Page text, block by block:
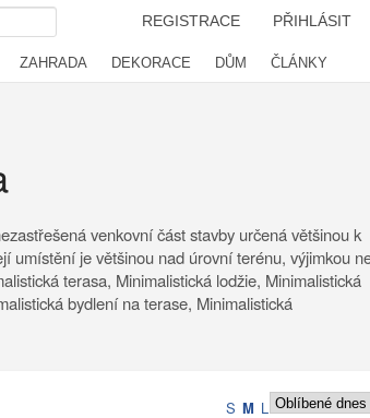
REGISTRACE PŘIHLÁSIT
ZAHRADA DEKORACE DŮM ČLÁNKY
venkovní část stavby určená většinou k
umístění je většinou nad úrovní terénu, výjimkou
terasa, Minimalistická lodžie, Minimalistická
bydlení na terase, Minimalistická
S M L